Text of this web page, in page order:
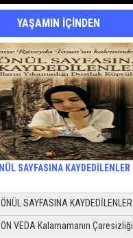
YAŞAMIN İÇİNDEN
SAYFASINA KAYDEDİLENLER
SAYFASINA KAYDEDİLENLER
VEDA Kalamamanın Çaresizliği